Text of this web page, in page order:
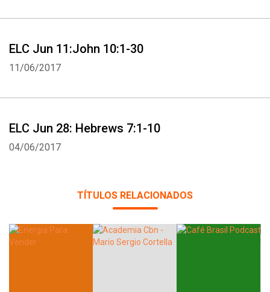
ELC Jun 11:John 10:1-30
11/06/2017
ELC Jun 28: Hebrews 7:1-10
04/06/2017
TÍTULOS RELACIONADOS